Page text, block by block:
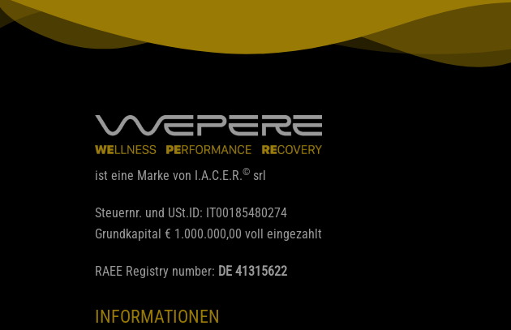
ist eine Marke von I.A.C.E.R.© srl
Steuernr. und USt.ID: IT00185480274
Grundkapital € 1.000.000,00 voll eingezahlt
RAEE Registry number: DE 41315622
INFORMATIONEN